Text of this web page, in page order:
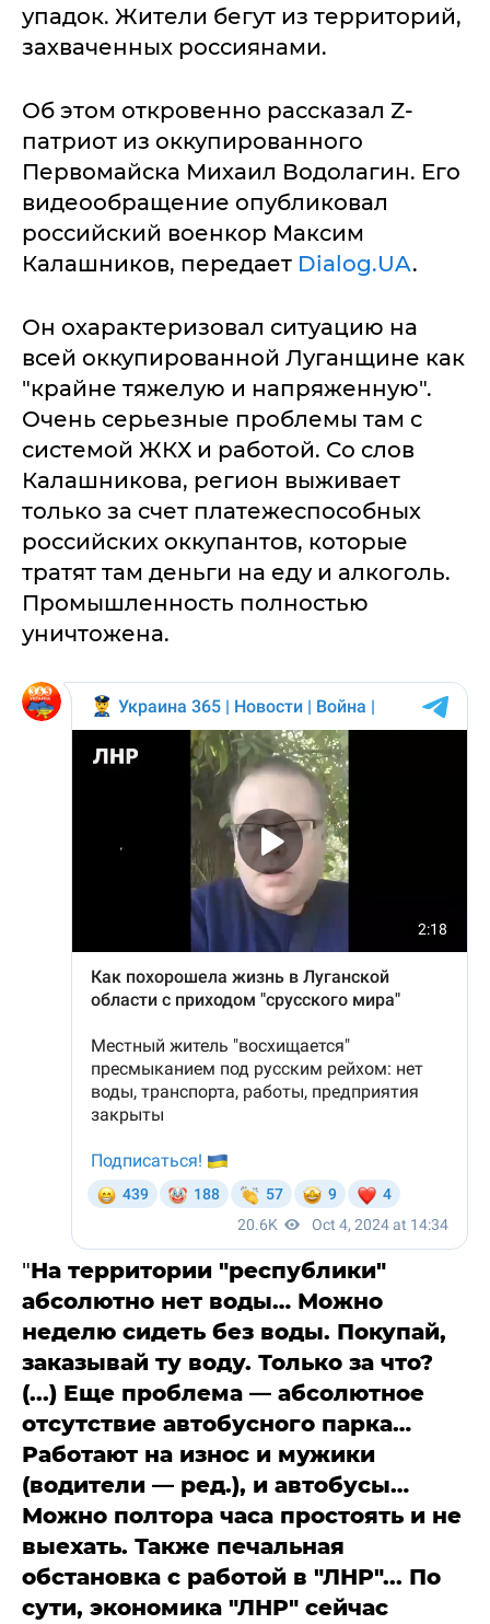
упадок. Жители бегут из территорий,
захваченных россиянами.
Об этом откровенно рассказал Z-
патриот из оккупированного
Первомайска Михаил Водолагин. Его
видеообращение опубликовал
российский военкор Максим
Калашников, передает Dialog.UA.
Он охарактеризовал ситуацию на
всей оккупированной Луганщине как
"крайне тяжелую и напряженную".
Очень серьезные проблемы там с
системой ЖКХ и работой. Со слов
Калашникова, регион выживает
только за счет платежеспособных
российских оккупантов, которые
тратят там деньги на еду и алкоголь.
Промышленность полностью
уничтожена.
"На территории "республики"
абсолютно нет воды… Можно
неделю сидеть без воды. Покупай,
заказывай ту воду. Только за что?
(...) Еще проблема — абсолютное
отсутствие автобусного парка…
Работают на износ и мужики
(водители — ред.), и автобусы…
Можно полтора часа простоять и не
выехать. Также печальная
обстановка с работой в "ЛНР"... По
сути, экономика "ЛНР" сейчас